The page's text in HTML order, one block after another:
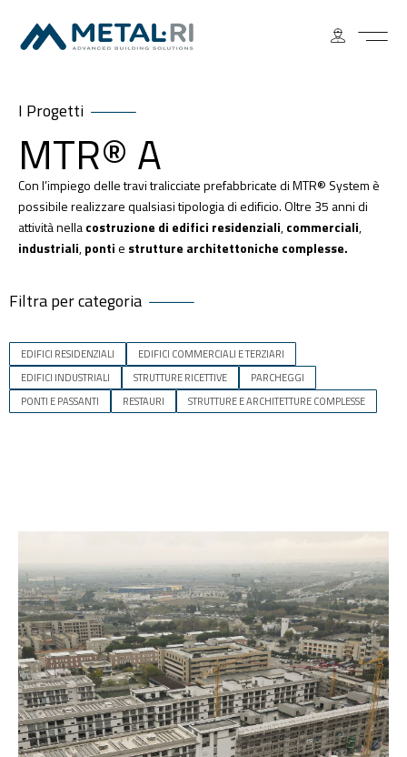
I Progetti
MTR® A
Con l’impiego delle travi tralicciate prefabbricate di MTR® System è
possibile realizzare qualsiasi tipologia di edificio. Oltre 35 anni di
attività nellacostruzione di edifici residenziali,commerciali,
industriali,pontie strutture architettoniche complesse.
Filtra per categoria
EDIFICI RESIDENZIALI
EDIFICI COMMERCIALI E TERZIARI
EDIFICI INDUSTRIALI
STRUTTURE RICETTIVE
PARCHEGGI
PONTI E PASSANTI
RESTAURI STRUTTURE E ARCHITETTURE COMPLESSE